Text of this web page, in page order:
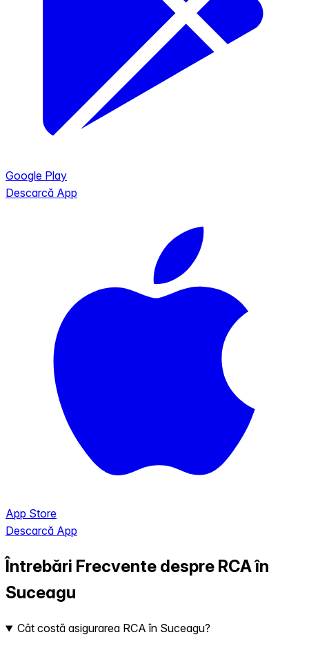
Google Play
Descarcă App
App Store
Descarcă App
Întrebări Frecvente despre RCA în
Suceagu
Cât costă asigurarea RCA în Suceagu?